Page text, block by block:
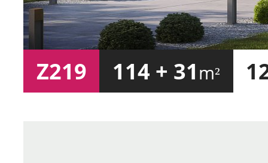
Z219 114 + 31 m²